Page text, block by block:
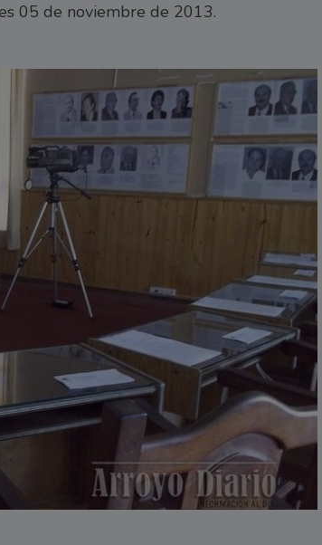
05 de noviembre de 2013.